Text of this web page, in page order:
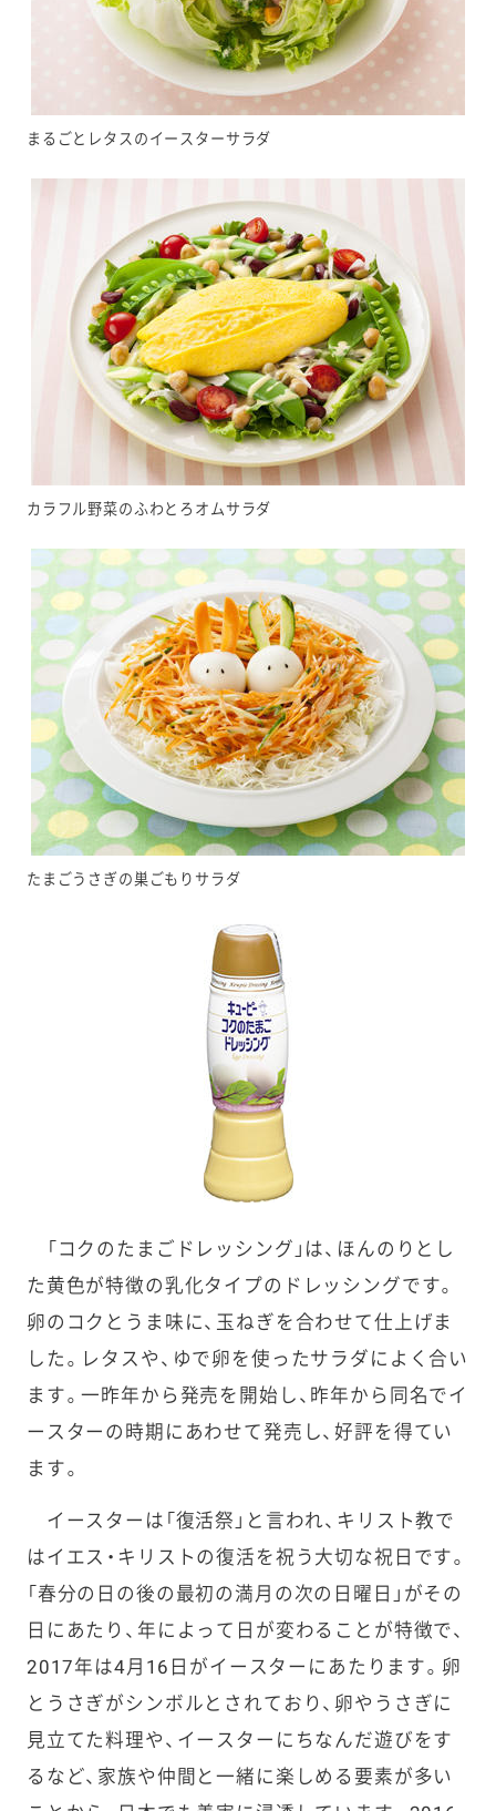
まるごとレタスのイースターサラダ
カラフル野菜のふわとろオムサラダ
たまごうさぎの巣ごもりサラダ
「コクのたまごドレッシング」は、ほんのりとし
た黄色が特徴の乳化タイプのドレッシングです。
卵のコクとうま味に、玉ねぎを合わせて仕上げま
した。レタスや、ゆで卵を使ったサラダによく合い
ます。一昨年から発売を開始し、昨年から同名でイ
ースターの時期にあわせて発売し、好評を得てい
ます。
イースターは「復活祭」と言われ、キリスト教で
はイエス・キリストの復活を祝う大切な祝日です。
「春分の日の後の最初の満月の次の日曜日」がその
日にあたり、年によって日が変わることが特徴で、
2017年は4月16日がイースターにあたります。卵
とうさぎがシンボルとされており、卵やうさぎに
見立てた料理や、イースターにちなんだ遊びをす
るなど、家族や仲間と一緒に楽しめる要素が多い